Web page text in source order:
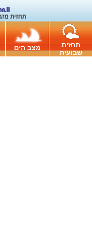
תחזית
שבועית
מצב הים